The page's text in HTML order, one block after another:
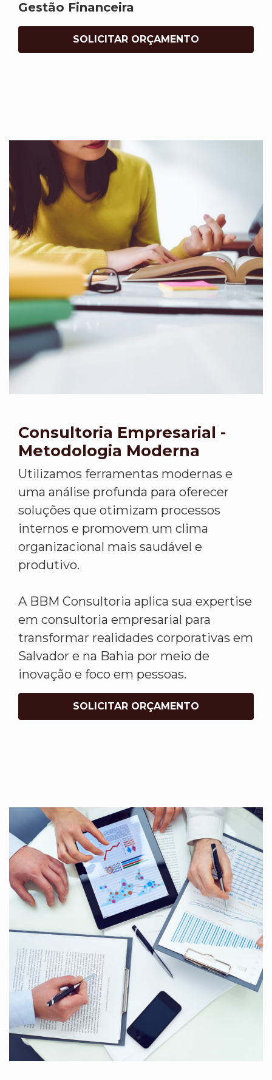
Gestão Financeira
SOLICITAR ORÇAMENTO
Consultoria Empresarial -
Metodologia Moderna
Utilizamos ferramentas modernas e
uma análise profunda para oferecer
soluções que otimizam processos
internos e promovem um clima
organizacional mais saudável e
produtivo.
A BBM Consultoria aplica sua expertise
em consultoria empresarial para
transformar realidades corporativas em
Salvador e na Bahia por meio de
inovação e foco em pessoas.
SOLICITAR ORÇAMENTO